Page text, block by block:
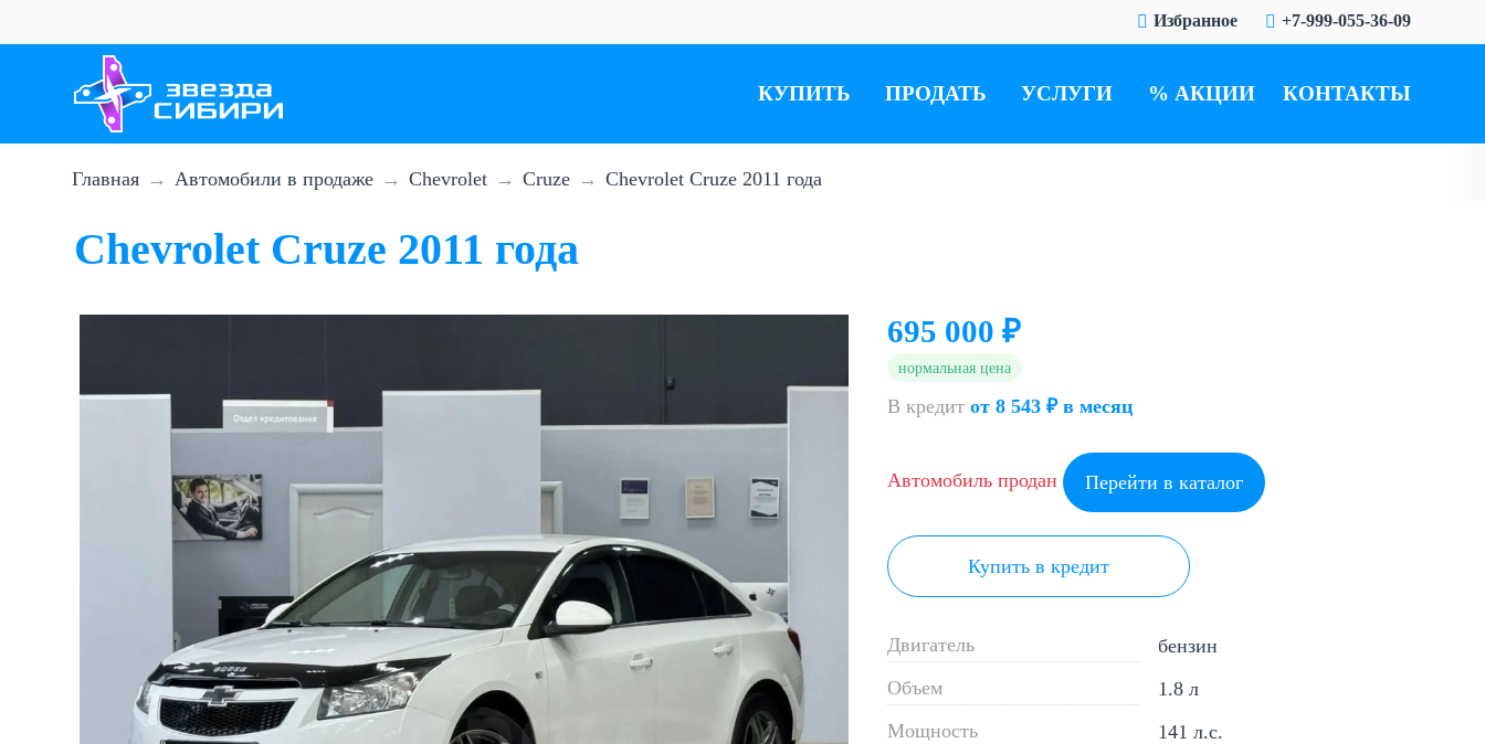
+7-999-055-36-09
Избранное
КУПИТЬ ПРОДАТЬ УСЛУГИ АКЦИИ КОНТАКТЫ
Главная Автомобили в продаже Chevrolet Cruze Chevrolet Cruze 2011 года
Chevrolet Cruze 2011 года
695 000 ₽
нормальная цена
В кредит от 8 543 ₽ в месяц
Автомобиль продан Перейти в каталог
Купить в кредит
Двигатель
бензин
Объем
1.8 л
Мощность
141 л.с.